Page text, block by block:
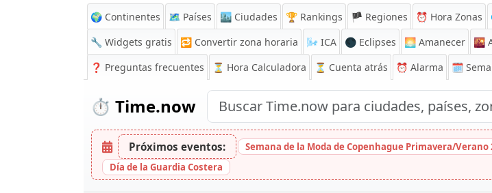
🌍 Continentes 🗺️ Países 🏙️ Ciudades 🏆 Rankings 🏴 Regiones ⏰ Hora Zonas
🔧 Widgets gratis
🔁 Convertir zona horaria 🌬️ ICA 🌑 Eclipses 🌅 Amanecer 🌇
❓ Preguntas frecuentes ⏳ Hora Calculadora ⏳ Cuenta atrás ⏰ Alarma 🗓️
⏱️ Time.now
Próximos eventos: Semana de la Moda de Copenhague Primavera/Verano
Día de la Guardia Costera